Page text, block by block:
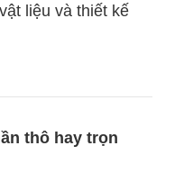
liệu và thiết kế
thô hay trọn